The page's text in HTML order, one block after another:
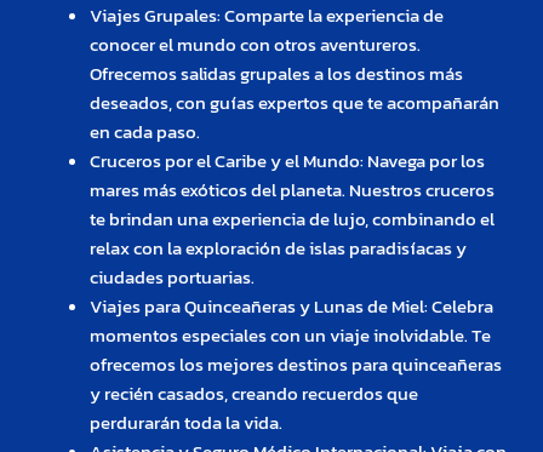
Viajes Grupales: Comparte la experiencia de
conocer el mundo con otros aventureros.
Ofrecemos salidas grupales a los destinos más
deseados, con guías expertos que te acompañarán
en cada paso.
Cruceros por el Caribe y el Mundo: Navega por los
mares más exóticos del planeta. Nuestros cruceros
te brindan una experiencia de lujo, combinando el
relax con la exploración de islas paradisíacas y
ciudades portuarias.
Viajes para Quinceañeras y Lunas de Miel: Celebra
momentos especiales con un viaje inolvidable. Te
ofrecemos los mejores destinos para quinceañeras
y recién casados, creando recuerdos que
perdurarán toda la vida.